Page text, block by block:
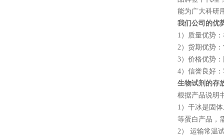
能为广大科研
我们公司的优
1 ）质量优势
2）货期优势
3）价格优势
4）信誉良好
生物试剂的存
根据产品说明
1 ）干冰是固
等蛋白产品，
2） 运输常温